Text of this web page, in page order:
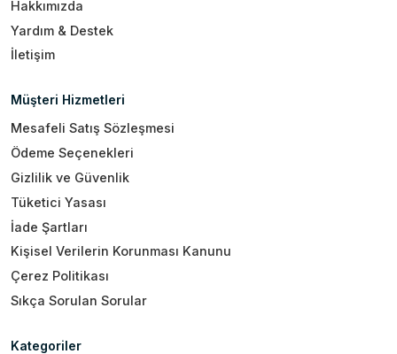
Hakkımızda
Yardım & Destek
İletişim
Müşteri Hizmetleri
Mesafeli Satış Sözleşmesi
Ödeme Seçenekleri
Gizlilik ve Güvenlik
Tüketici Yasası
İade Şartları
Kişisel Verilerin Korunması Kanunu
Çerez Politikası
Sıkça Sorulan Sorular
Kategoriler